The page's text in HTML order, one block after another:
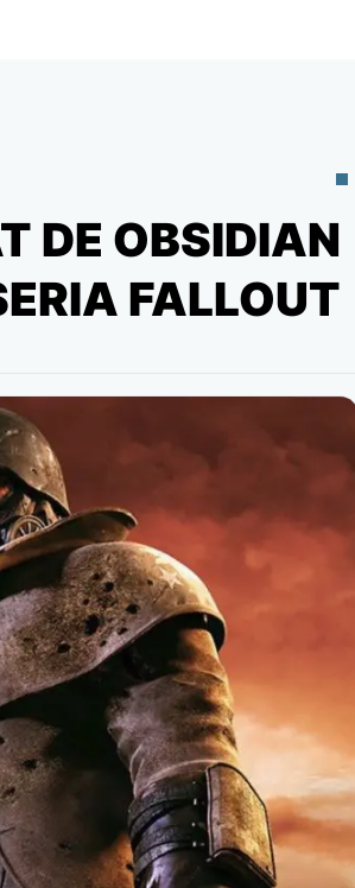
DE OBSIDIAN
FALLOUT